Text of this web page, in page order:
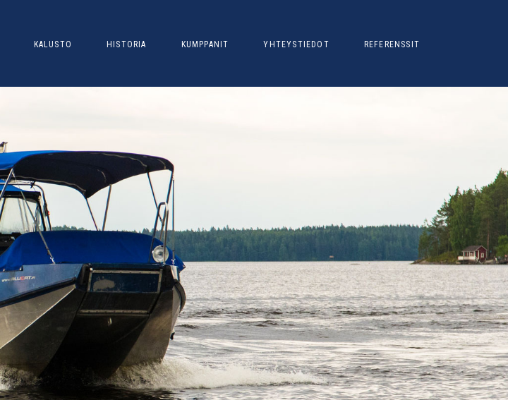
KALUSTO HISTORIA KUMPPANIT YHTEYSTIEDOT REFERENSSIT